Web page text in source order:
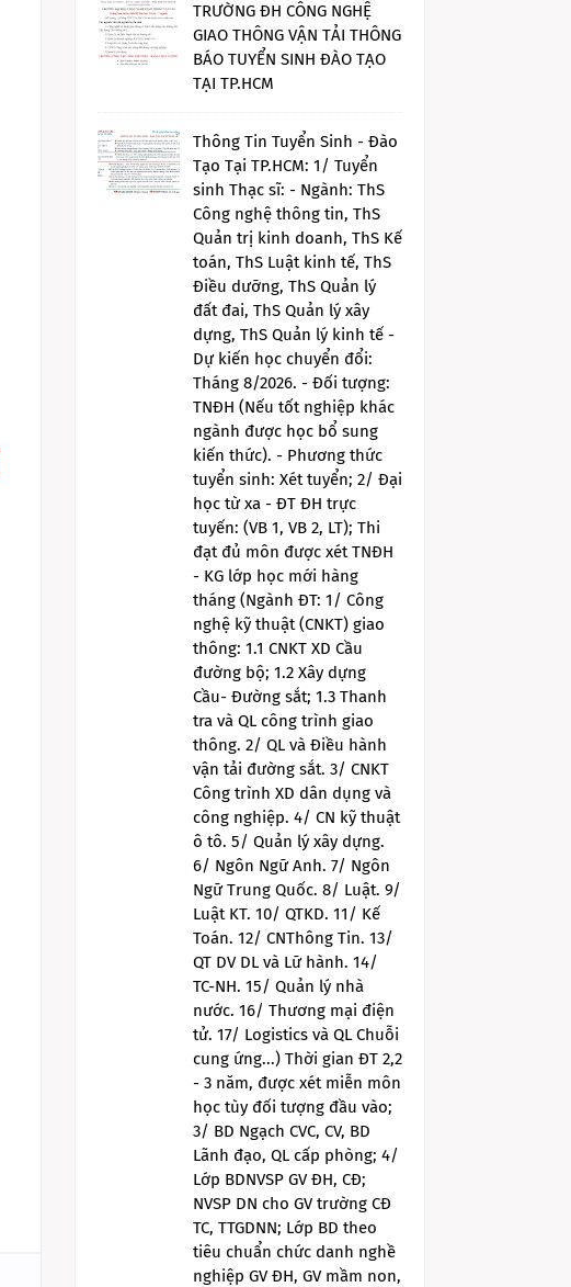
TRƯỜNG ĐH CÔNG NGHỆ
GIAO THÔNG VẬN TẢI THÔNG
BÁO TUYỂN SINH ĐÀO TẠO
TẠI TP.HCM
Thông Tin Tuyển Sinh - Đào
Tạo Tại TP.HCM: 1/ Tuyển
sinh Thạc sĩ: - Ngành: ThS
Công nghệ thông tin, ThS
Quản trị kinh doanh, ThS Kế
toán, ThS Luật kinh tế, ThS
Điều dưỡng, ThS Quản lý
đất đai, ThS Quản lý xây
dựng, ThS Quản lý kinh tế -
Dự kiến học chuyển đổi:
Tháng 8/2026. - Đối tượng:
TNĐH (Nếu tốt nghiệp khác
ngành được học bổ sung
kiến thức). - Phương thức
tuyển sinh: Xét tuyển; 2/ Đại
học từ xa - ĐT ĐH trực
tuyến: (VB 1, VB 2, LT); Thi
đạt đủ môn được xét TNĐH
- KG lớp học mới hàng
tháng (Ngành ĐT: 1/ Công
nghệ kỹ thuật (CNKT) giao
thông: 1.1 CNKT XD Cầu
đường bộ; 1.2 Xây dựng
Cầu- Đường sắt; 1.3 Thanh
tra và QL công trình giao
thông. 2/ QL và Điều hành
vận tải đường sắt. 3/ CNKT
Công trình XD dân dụng và
công nghiệp. 4/ CN kỹ thuật
ô tô. 5/ Quản lý xây dựng.
6/ Ngôn Ngữ Anh. 7/ Ngôn
Ngữ Trung Quốc. 8/ Luật. 9/
Luật KT. 10/ QTKD. 11/ Kế
Toán. 12/ CNThông Tin. 13/
QT DV DL và Lữ hành. 14/
TC-NH. 15/ Quản lý nhà
nước. 16/ Thương mại điện
tử. 17/ Logistics và QL Chuỗi
cung ứng...) Thời gian ĐT 2,2
- 3 năm, được xét miễn môn
học tùy đối tượng đầu vào;
3/ BD Ngạch CVC, CV, BD
Lãnh đạo, QL cấp phòng; 4/
Lớp BDNVSP GV ĐH, CĐ;
NVSP DN cho GV trường CĐ
TC, TTGDNN; Lớp BD theo
tiêu chuẩn chức danh nghề
nghiệp GV ĐH, GV mầm non,